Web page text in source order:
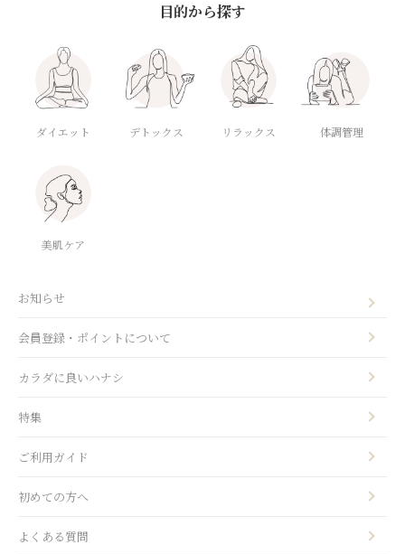
目的から探す
ダイエット デトックス リラックス 体調管理
美肌ケア
お知らせ
会員登録・ポイントについて
カラダに良いハナシ
特集
ご利用ガイド
初めての方へ
よくある質問